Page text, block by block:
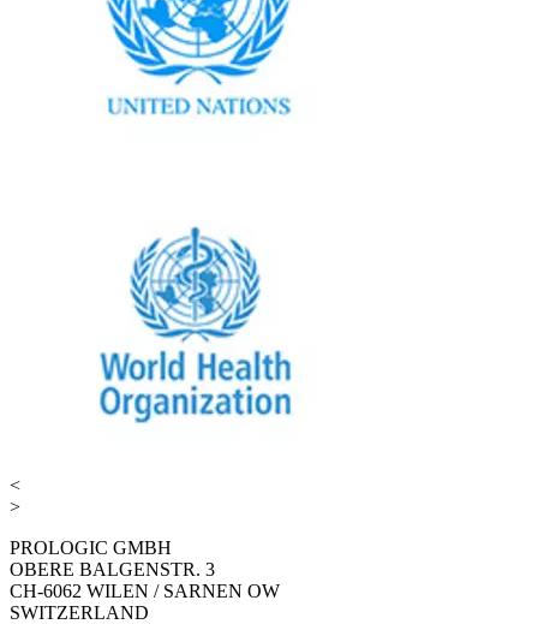
<
>
PROLOGIC GMBH
OBERE BALGENSTR. 3
CH-6062 WILEN / SARNEN OW
SWITZERLAND